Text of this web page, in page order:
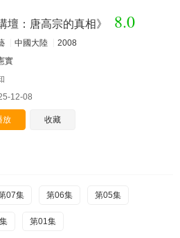
壇：唐高宗的真相》 8.0
中國大陸
2008
實
12-08
放 收藏
07集 第06集 第05集
第01集